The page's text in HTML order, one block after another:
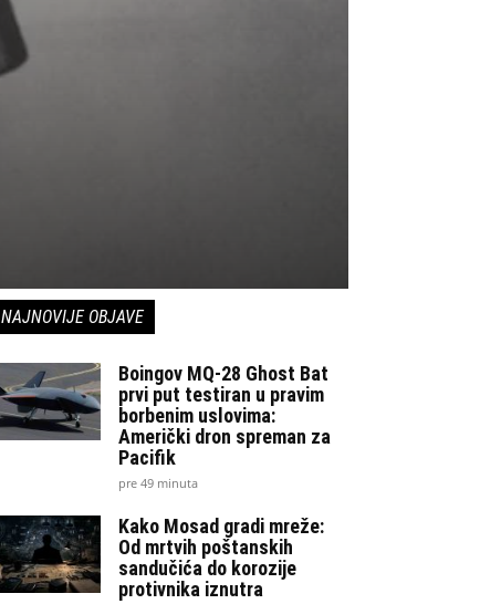
NAJNOVIJE OBJAVE
Boingov MQ-28 Ghost Bat
prvi put testiran u pravim
borbenim uslovima:
Američki dron spreman za
Pacifik
pre 49 minuta
Kako Mosad gradi mreže:
Od mrtvih poštanskih
sandučića do korozije
protivnika iznutra